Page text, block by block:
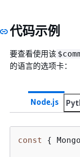
代码示例
要查看使用该
的语言的选项卡：
Node.js
const {